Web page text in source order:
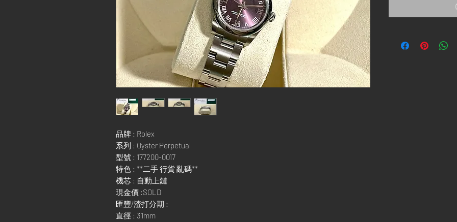
品牌 : Rolex
系列 : Oyster Perpetual
型號 : 177200-0017
特色 : **二手 行貨 亂碼**
機芯 : 自動上鏈
現金價 :SOLD
匯豐/渣打分期 :
直徑 : 31mm